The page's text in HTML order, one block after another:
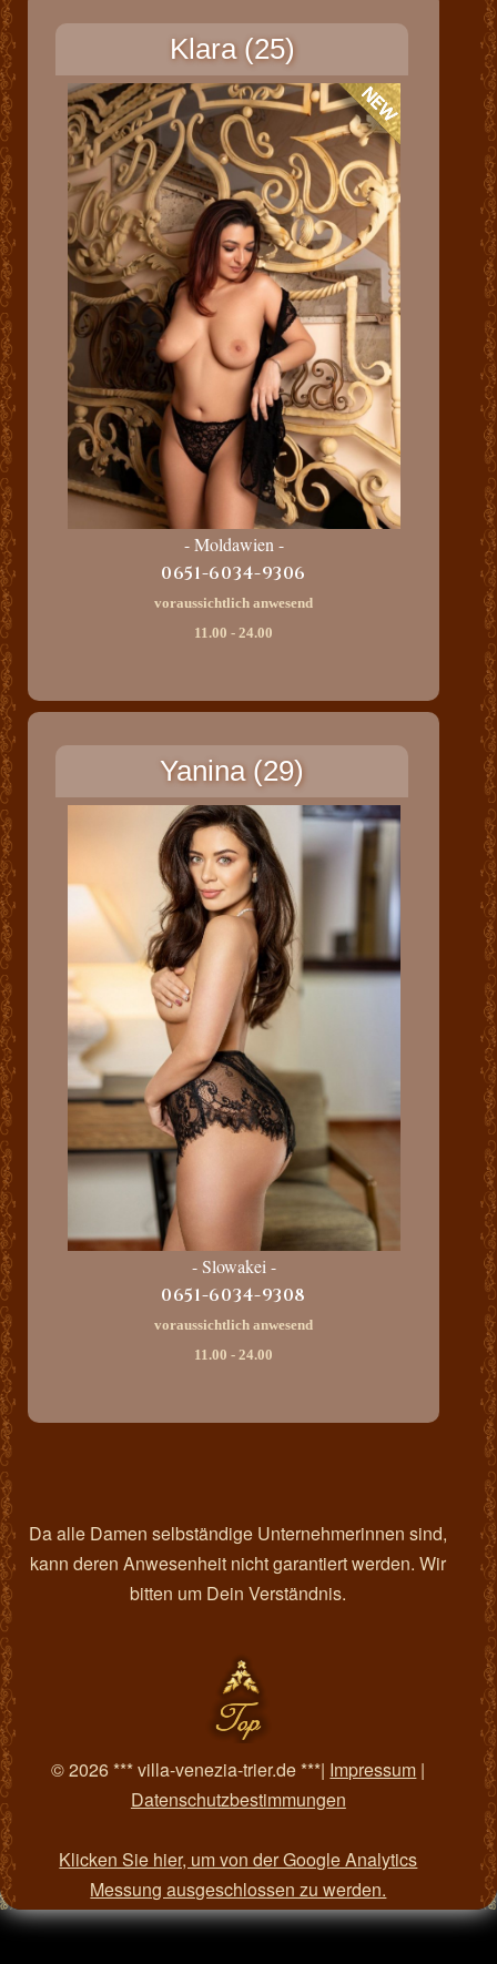
Klara (25)
- Moldawien -
0651-6034-9306
voraussichtlich anwesend
11.00 - 24.00
Yanina (29)
- Slowakei -
0651-6034-9308
voraussichtlich anwesend
11.00 - 24.00
Da alle Damen selbständige Unternehmerinnen sind,
kann deren Anwesenheit nicht garantiert werden. Wir
bitten um Dein Verständnis.
© 2026 *** villa-venezia-trier.de ***| Impressum |
Datenschutzbestimmungen
Klicken Sie hier, um von der Google Analytics
Messung ausgeschlossen zu werden.